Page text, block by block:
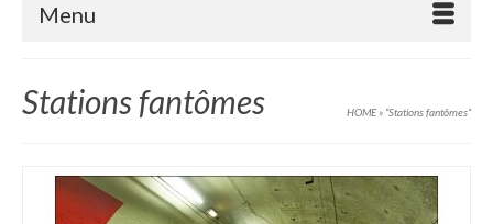
Menu
Stations fantômes HOME» “Stations fantômes“